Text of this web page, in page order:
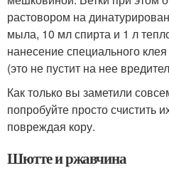
растовором на
мыла, 10 мл спирта и 1 л
нанесение специального
(это не пустит на нее
Как только вы заметили
попробуйте просто счистить
повреждая кору.
Шютте и ржавчина